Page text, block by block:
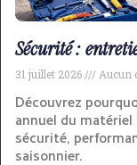
Sécurité :
31 juillet 2026 Aucun
Découvrez
annuel du
sécurité,
saisonnier.